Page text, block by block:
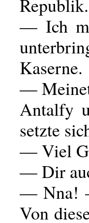
Republik.
— Ich
Kaserne.
—
Antalfy
setzte
— Viel
— Dir
— Nna!
Von